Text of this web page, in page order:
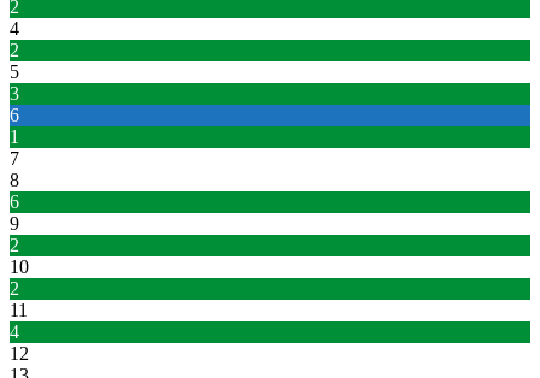
2
4
2
5
3
6
1
7
8
6
9
2
10
2
11
4
12